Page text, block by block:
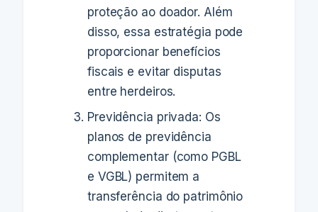
proteção ao doador. Além
disso, essa estratégia pode
proporcionar benefícios
fiscais e evitar disputas
entre herdeiros.
Previdência privada: Os
planos de previdência
complementar (como PGBL
e VGBL) permitem a
transferência do patrimônio